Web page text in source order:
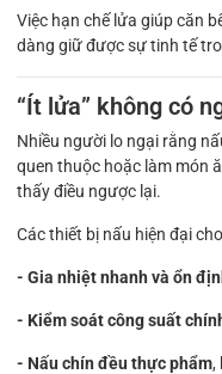
Việc hạn chế lửa giúp căn
dàng giữ được sự tinh tế
“Ít lửa” không có
Nhiều người lo ngại rằng
quen thuộc hoặc làm món
thấy điều ngược lại.
Các thiết bị nấu hiện đại
- Gia nhiệt nhanh và ổn
- Kiểm soát công suất
- Nấu chín đều thực phẩm,